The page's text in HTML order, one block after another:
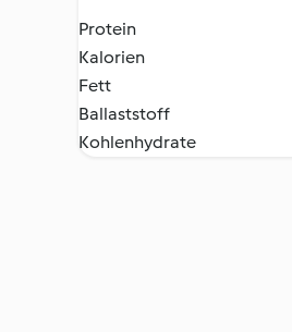
Protein
Kalorien
Fett
Ballaststoff
Kohlenhydrate